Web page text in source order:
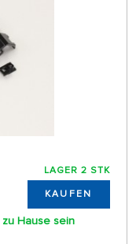
LAGER 2 STK
KAUFEN
Hause sein